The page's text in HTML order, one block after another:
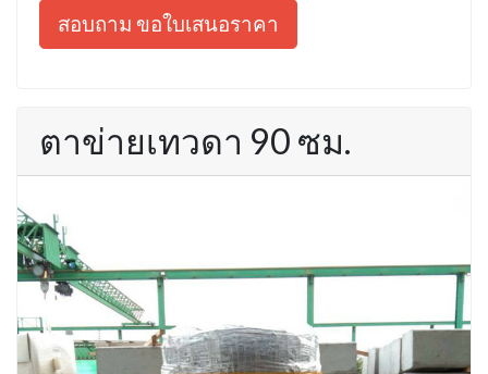
สอบถาม ขอใบเสนอราคา
ตาข่ายเทวดา 90 ซม.